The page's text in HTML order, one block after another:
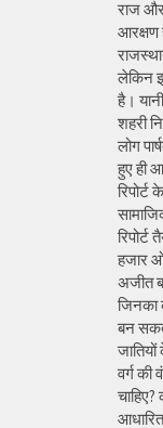
राज और
आरक्षण
लेकिन
है।
शहरी
लोग
हुए ही
हजार
अजीत
जिनका
बन
वर्ग की